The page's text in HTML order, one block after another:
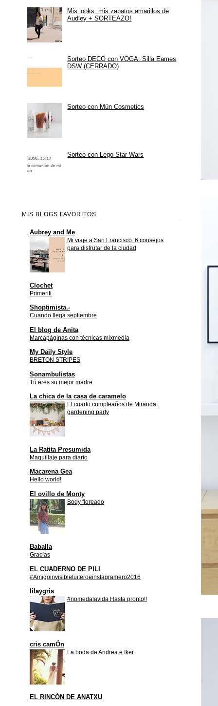
Mis looks: mis zapatos amarillos de
Audley + SORTEAZO!
Sorteo DECO con VOGA: Silla Eames
DSW (CERRADO)
Sorteo con Mün Cosmetics
Sorteo con Lego Star Wars
MIS BLOGS FAVORITOS
Aubrey and Me
Mi viaje a San Francisco: 6 consejos
para disfrutar de la ciudad
Clochet
Primeriti
Shoptimista.-
Cuando llega septiembre
El blog de Anita
Marcapáginas con técnicas mixmedia
My Daily Style
BRETON STRIPES
Sonambulistas
Tú eres su mejor madre
La chica de la casa de caramelo
El cuarto cumpleaños de Miranda:
gardening party
La Ratita Presumida
Maquillaje para diario
Macarena Gea
Hello world!
El ovillo de Monty
Body floreado
Baballa
Gracias
EL CUADERNO DE PILI
#Amigoinvisibletuiteroeinstagramero2016
lilaygris
#nomedalavida Hasta pronto!!
cris camÓn
La boda de Andrea e Iker
EL RINCÓN DE ANATXU